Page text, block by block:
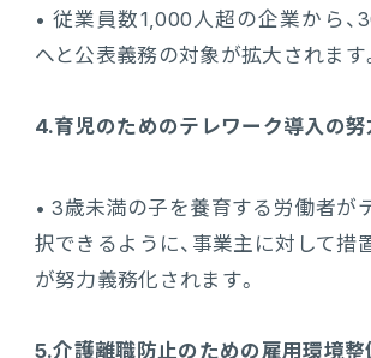
• 従業員数1,000人超の企業から、
へと公表義務の対象が拡大されます
4.育児のためのテレワーク導入の
• 3歳未満の子を養育する労働者が
択できるように、事業主に対して措
が努力義務化されます。
5.介護離職防止のための雇用環境